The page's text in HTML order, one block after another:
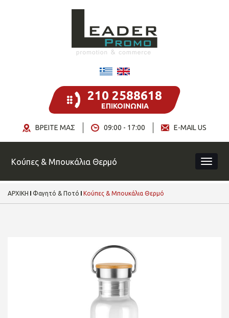
210 2588618
ΕΠΙΚΟΙΝΩΝΙΑ
E-MAIL US
09:00 - 17:00
ΒΡΕΙΤΕ ΜΑΣ
Κούπες & Μπουκάλια Θερμό
ΑΡΧΙΚΗ Φαγητό & Ποτό Κούπες & Μπουκάλια Θερμό